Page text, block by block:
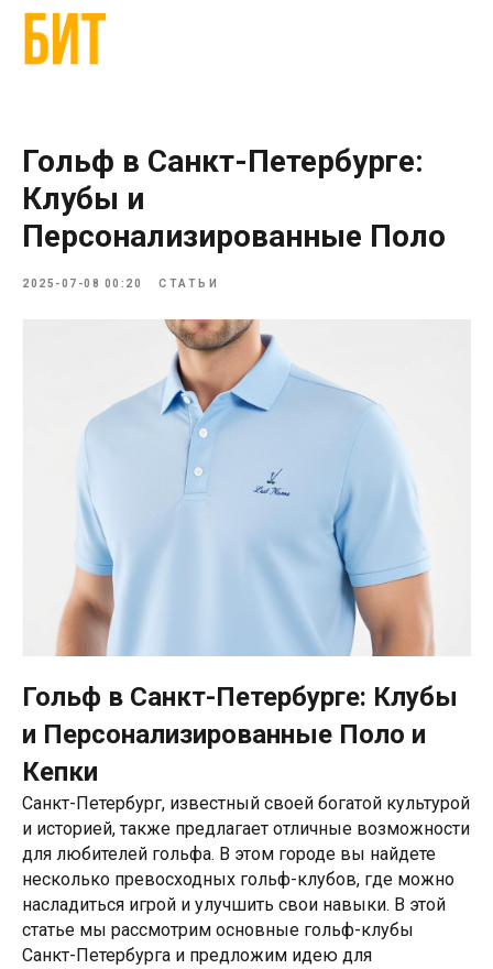
Гольф в Санкт-Петербурге:
Клубы и
Персонализированные Поло
2025-07-08 00:20 СТАТЬИ
Гольф в Санкт-Петербурге: Клубы
и Персонализированные Поло и
Кепки
Санкт-Петербург, известный своей богатой культурой
и историей, также предлагает отличные возможности
для любителей гольфа. В этом городе вы найдете
несколько превосходных гольф-клубов, где можно
насладиться игрой и улучшить свои навыки. В этой
статье мы рассмотрим основные гольф-клубы
Санкт-Петербурга и предложим идею для